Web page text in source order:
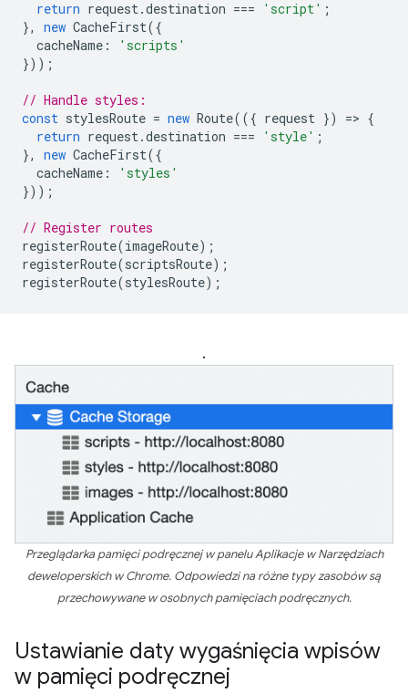
return request.destination === 'script' ;
},
new CacheFirst({
cacheName :
'scripts'
}));
// Handle styles:
const stylesRoute = new Route(({ request }) => {
return request.destination === 'style' ;
},
new CacheFirst({
cacheName :
'styles'
}));
// Register routes
registerRoute(imageRoute);
registerRoute(scriptsRoute);
registerRoute(stylesRoute);
.
Przeglądarka pamięci podręcznej w panelu Aplikacje w Narzędziach
deweloperskich w Chrome. Odpowiedzi na różne typy zasobów są
przechowywane w osobnych pamięciach podręcznych.
Ustawianie daty wygaśnięcia wpisów
w pamięci podręcznej